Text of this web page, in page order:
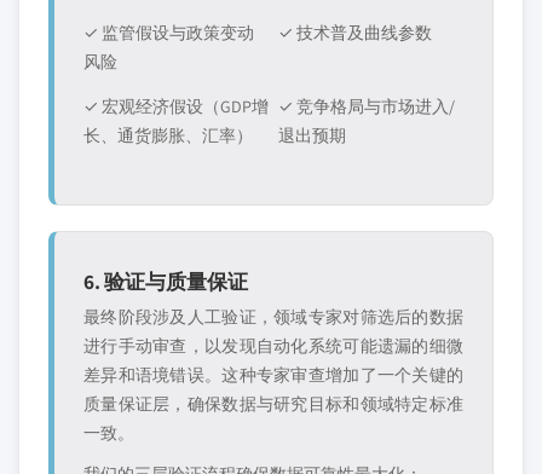
✓ 监管假设与政策变动
风险
✓ 技术普及曲线参数
✓ 宏观经济假设（GDP增
长、通货膨胀、汇率）
✓ 竞争格局与市场进入/
退出预期
6. 验证与质量保证
最终阶段涉及人工验证，领域专家对筛选后的数据
进行手动审查，以发现自动化系统可能遗漏的细微
差异和语境错误。这种专家审查增加了一个关键的
质量保证层，确保数据与研究目标和领域特定标准
一致。